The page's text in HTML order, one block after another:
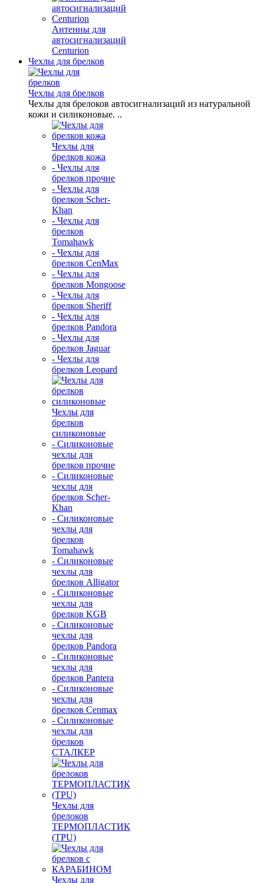
Антенны для
автосигнализаций
Centurion
Чехлы для брелков
Чехлы для брелков
Чехлы для брелоков автосигнализаций из натуральной
кожи и силиконовые. ..
Чехлы для
брелков кожа
- Чехлы для
брелков прочие
- Чехлы для
брелков Scher-
Khan
- Чехлы для
брелков
Tomahawk
- Чехлы для
брелков CenMax
- Чехлы для
брелков Mongoose
- Чехлы для
брелков Sheriff
- Чехлы для
брелков Pandora
- Чехлы для
брелков Jaguar
- Чехлы для
брелков Leopard
Чехлы для
брелков
силиконовые
- Силиконовые
чехлы для
брелков прочие
- Силиконовые
чехлы для
брелков Scher-
Khan
- Силиконовые
чехлы для
брелков
Tomahawk
- Силиконовые
чехлы для
брелков Alligator
- Силиконовые
чехлы для
брелков KGB
- Силиконовые
чехлы для
брелков Pandora
- Силиконовые
чехлы для
брелков Pantera
- Силиконовые
чехлы для
брелков Cenmax
- Силиконовые
чехлы для
брелков
СТАЛКЕР
Чехлы для
брелоков
ТЕРМОПЛАСТИК
(TPU)
Чехлы для